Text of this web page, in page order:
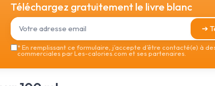
Téléchargez gratuitement le livre blanc
➔
*En remplissant ce formulaire, j’accepte d’être contacté(e) à
commerciales par Les-calories.com et ses partenaires.